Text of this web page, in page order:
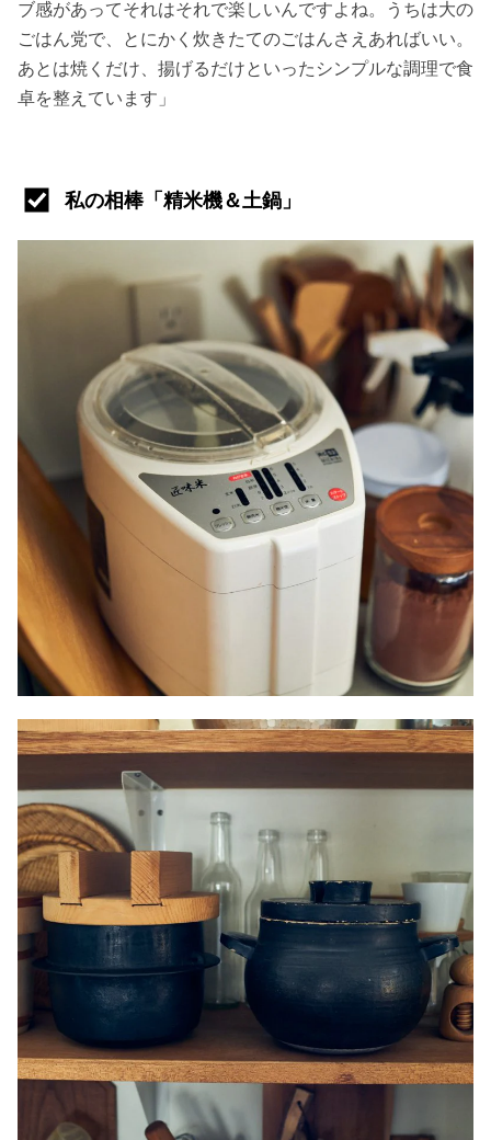
ブ感があってそれはそれで楽しいんですよね。うちは大の
ごはん党で、とにかく炊きたてのごはんさえあればいい。
あとは焼くだけ、揚げるだけといったシンプルな調理で食
卓を整えています」
私の相棒「精米機＆土鍋」